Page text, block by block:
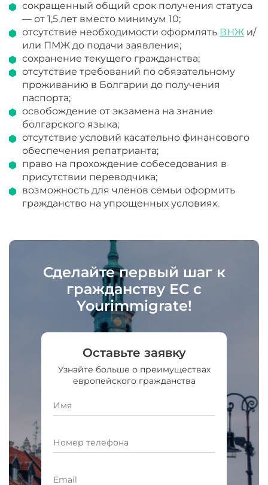
сокращенный общий срок получения статуса
— от 1,5 лет вместо минимум 10;
отсутствие необходимости оформлять ВНЖ и/
или ПМЖ до подачи заявления;
сохранение текущего гражданства;
отсутствие требований по обязательному
проживанию в Болгарии до получения
паспорта;
освобождение от экзамена на знание
болгарского языка;
отсутствие условий касательно финансового
обеспечения репатрианта;
право на прохождение собеседования в
присутствии переводчика;
возможность для членов семьи оформить
гражданство на упрощенных условиях.
Сделайте первый шаг к
гражданству ЕС с
Yourimmigrate!
Оставьте заявку
Узнайте больше о преимуществах
европейского гражданства